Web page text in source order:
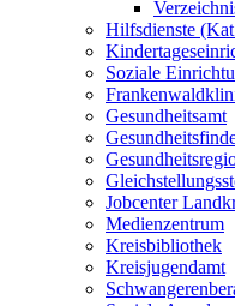
Hilfsdienste
Soziale
Gesundheitsamt
Jobcenter
Medienzentrum
Kreisbibliothek
Kreisjugendamt